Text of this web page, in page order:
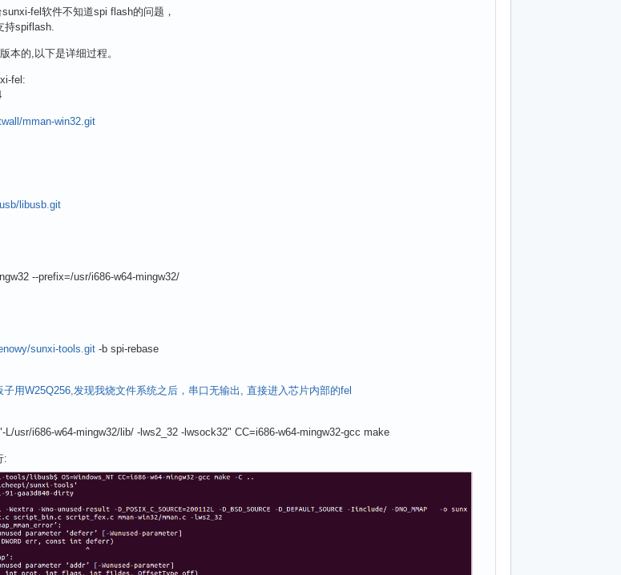
fel软件不知道spi flash的问题，
持spiflash.
本的,以下是详细过程。
fel:
mman-win32.git
libusb.git
--prefix=/usr/i686-w64-mingw32/
sunxi-tools.git -b spi-rebase
用W25Q256,发现我烧文件系统之后，串口无输出, 直接进入芯片内部的fel
usr/i686-w64-mingw32/lib/ -lws2_32 -lwsock32" CC=i686-w64-mingw32-gcc make
: